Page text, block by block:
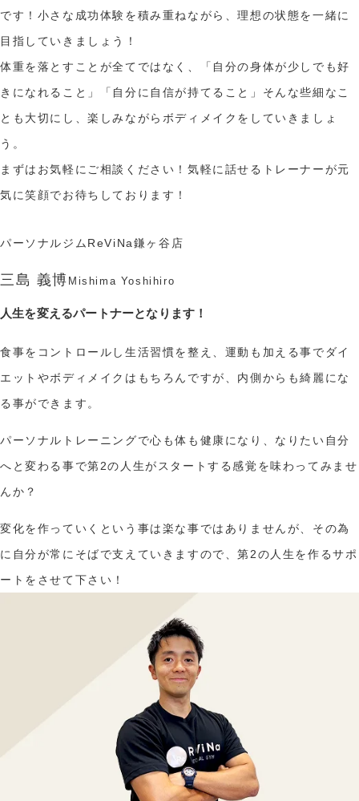
です！小さな成功体験を積み重ねながら、理想の状態を一緒に
目指していきましょう！
体重を落とすことが全てではなく、「自分の身体が少しでも好
きになれること」「自分に自信が持てること」そんな些細なこ
とも大切にし、楽しみながらボディメイクをしていきましょ
う。
まずはお気軽にご相談ください！気軽に話せるトレーナーが元
気に笑顔でお待ちしております！
パーソナルジムReViNa鎌ヶ谷店
三島 義博 Mishima Yoshihiro
人生を変えるパートナーとなります！
食事をコントロールし生活習慣を整え、運動も加える事でダイ
エットやボディメイクはもちろんですが、内側からも綺麗にな
る事ができます。
パーソナルトレーニングで心も体も健康になり、なりたい自分
へと変わる事で第2の人生がスタートする感覚を味わってみませ
んか？
変化を作っていくという事は楽な事ではありませんが、その為
に自分が常にそばで支えていきますので、第2の人生を作るサポ
ートをさせて下さい！